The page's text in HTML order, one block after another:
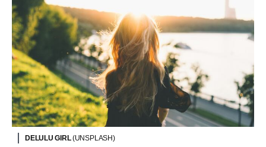
DELULU GIRL(UNSPLASH)